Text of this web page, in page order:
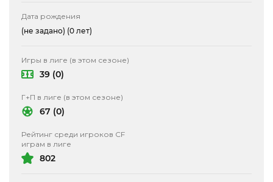
Дата рождения
(не задано) (0 лет)
Игры в лиге (в этом сезоне)
39 (0)
Г+П в лиге (в этом сезоне)
67 (0)
Рейтинг среди игроков CF
играм в лиге
802